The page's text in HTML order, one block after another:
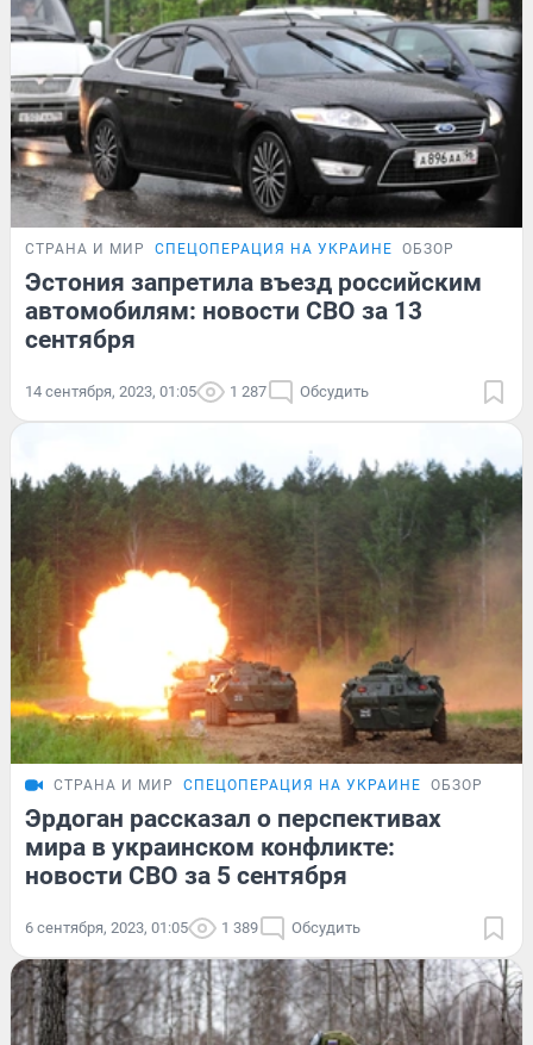
СТРАНА И МИР СПЕЦОПЕРАЦИЯ НА УКРАИНЕ ОБЗОР
Эстония запретила въезд российским
автомобилям: новости СВО за 13
сентября
14 сентября, 2023, 01:05 1 287 Обсудить
СТРАНА И МИР СПЕЦОПЕРАЦИЯ НА УКРАИНЕ ОБЗОР
Эрдоган рассказал о перспективах
мира в украинском конфликте:
новости СВО за 5 сентября
6 сентября, 2023, 01:05 1 389 Обсудить